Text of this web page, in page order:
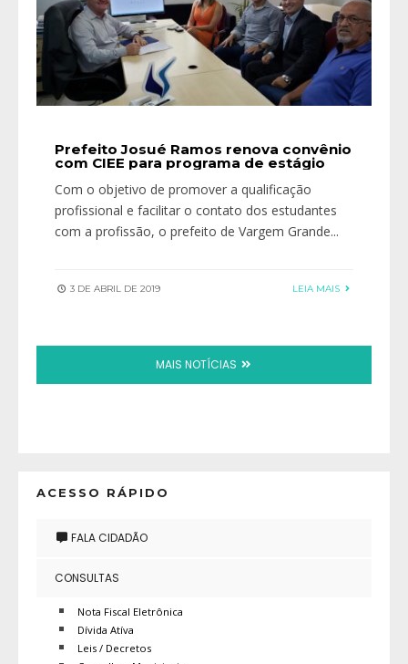
Prefeito Josué Ramos renova convênio
com CIEE para programa de estágio
Com o objetivo de promover a qualificação
profissional e facilitar o contato dos estudantes
com a profissão, o prefeito de Vargem Grande...
3 DE ABRIL DE 2019 LEIA MAIS
MAIS NOTÍCIAS
ACESSO RÁPIDO
FALA CIDADÃO
CONSULTAS
Nota Fiscal Eletrônica
Dívida Atíva
Leis / Decretos